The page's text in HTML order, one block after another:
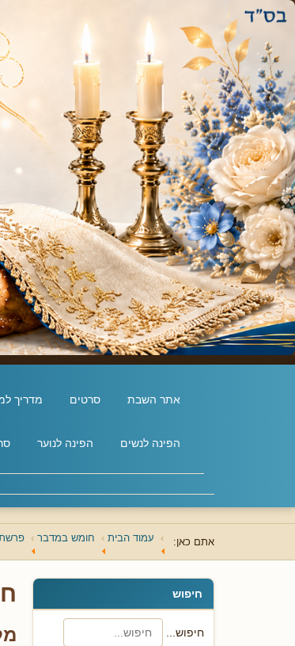
אתר השבת סרטים מדריך
הפינה לנשים הפינה לנוער
אתם כאן: עמוד הבית חומש במדבר
חיפוש
חיפוש...